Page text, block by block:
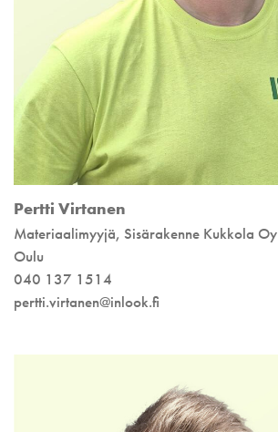
Pertti Virtanen
Materiaalimyyjä, Sisärakenne Kukkola Oy
Oulu
040 137 1514
pertti.virtanen@inlook.fi